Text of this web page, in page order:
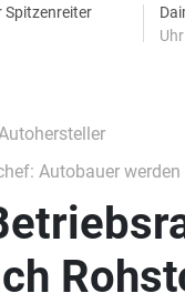
Spitzenreiter
Uhr
Autobauer